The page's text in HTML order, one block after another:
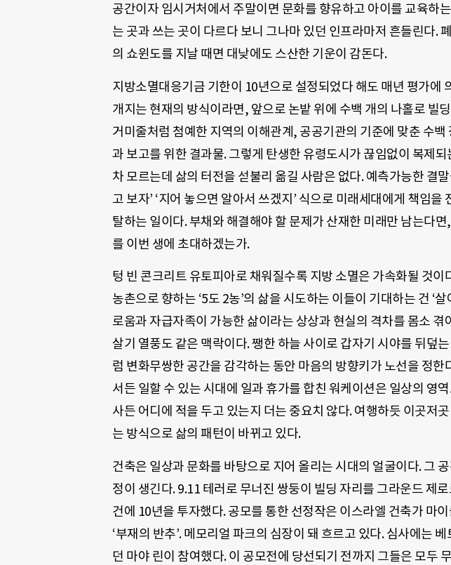
공간이자 임시거처에서 주말이면 문화를 향유하고 아이를 교육하
는 곳과 쓰는 곳이 다르다 보니 그나마 있던 인프라마저 흔들린다.
의 쇼윈도를 지날 때면 대낮에도 스산한 기운이 감돈다.
지방소멸대응기금 기한이 10년으로 설정되었다 해도 매년 평가에
개지는 현재의 방식이라면, 앞으로 논밭 위에 수백 개의 나홀로 빌
거미줄처럼 첨예한 지역의 이해관계, 공공기관의 기준에 맞춘 수백
과 보고를 위한 결과물. 그렇게 탄생한 유령도시가 끊임없이 복제
차 모르는데 삶의 터전을 섣불리 옮길 사람은 없다. 예측가능한 결
고 보자’ ‘지어 놓으면 알아서 쓰겠지’ 식으로 미래세대에게 책임
탈하는 일이다. 부채와 해결해야 할 문제가 산재한 미래만 남는다
를 이번 생에 초대하겠는가.
텅 빈 콘크리트 유토피아로 채워질수록 지방 소멸은 가속화될 것이
농촌으로 향하는 ‘5도 2농’의 삶을 시도하는 이들이 기대하는 건 ‘
로움과 자급자족이 가능한 삶이라는 상상과 현실의 격차를 몸소 겪
살기 열풍도 같은 맥락이다. 쨍한 하늘 사이로 갑자기 시야를 뒤덮
럼 변화무쌍한 공간을 감각하는 동안 마음의 방향키가 노선을 정한
서든 일할 수 있는 시대에 일과 휴가를 합친 워케이션은 일상의 영
사든 어디에 적을 두고 있는지 더는 중요치 않다. 여행하듯 이곳저
는 방식으로 삶의 패턴이 바뀌고 있다.
건축은 일상과 문화를 바탕으로 지어 올리는 시대의 얼굴이다. 그
정이 생긴다. 9.11 테러로 무너진 쌍둥이 빌딩 자리를 그라운드 제
건에 10년을 투자했다. 공모를 통한 선정작은 이스라엘 건축가 마
‘부재의 반추’. 메모리얼 파크의 심장이 돼 흐르고 있다. 심사에는
던 마야 린이 참여했다. 이 공모전에 당선되기 전까지 그들은 모두